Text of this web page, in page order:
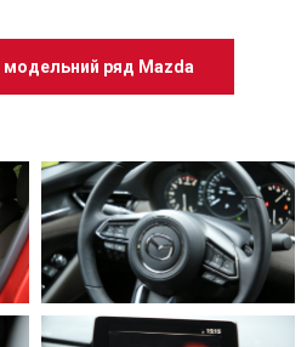
модельний ряд Mazda